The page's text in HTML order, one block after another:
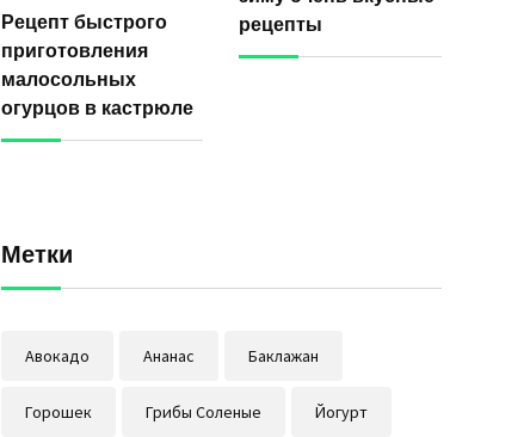
Рецепт быстрого
приготовления
малосольных
огурцов в кастрюле
рецепты
Метки
Авокадо Ананас Баклажан
Горошек Грибы Соленые Йогурт